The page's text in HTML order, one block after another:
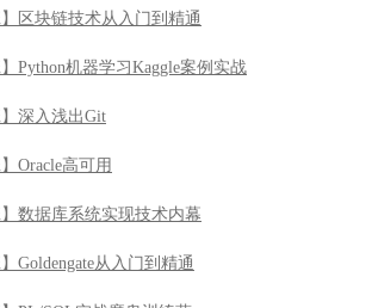
Goldengate从入门到精通
PL/SQL实战魔鬼训练营
Oracle 12c特性解读-容器数据库和灾备
Oracle DBA从小白到入职实战应用
MySQL DBA从小白到大神实战
深入浅出Oracle